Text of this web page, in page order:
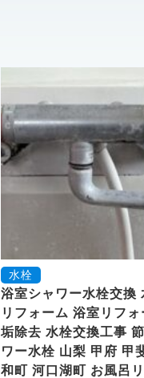
水栓
浴室シャワー水栓交換
リフォーム 浴室リフ
垢除去 水栓交換工事
ワー水栓 山梨 甲府 甲
和町 河口湖町 お風呂